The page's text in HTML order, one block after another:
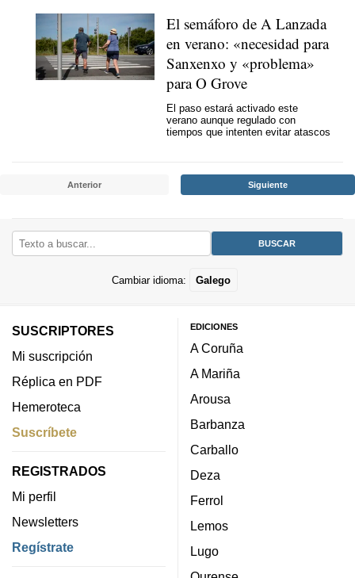
El semáforo de A Lanzada
en verano: «necesidad para
Sanxenxo y «problema»
para O Grove
El paso estará activado este
verano aunque regulado con
tiempos que intenten evitar atascos
Anterior Siguiente
Cambiar idioma: Galego
SUSCRIPTORES
Mi suscripción
Réplica en PDF
Hemeroteca
Suscríbete
REGISTRADOS
Mi perfil
Newsletters
Regístrate
EDICIONES
A Coruña
A Mariña
Arousa
Barbanza
Carballo
Deza
Ferrol
Lemos
Lugo